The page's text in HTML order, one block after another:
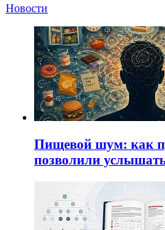
Новости
Пищевой шум: как
позволили